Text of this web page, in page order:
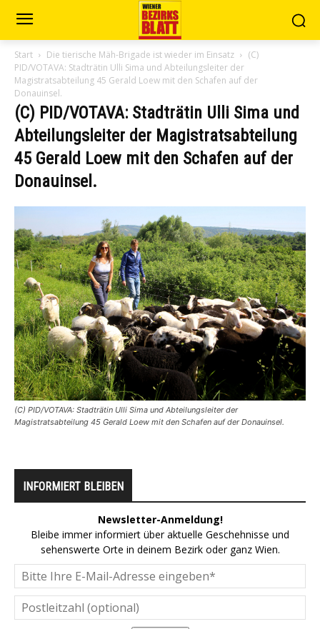
Start Die tierische Mäh-Brigade ist wieder im Einsatz
(C)
PID/VOTAVA: Stadträtin Ulli Sima und Abteilungsleiter der
Magistratsabteilung 45 Gerald Loew mit den Schafen auf der
Donauinsel.
(C) PID/VOTAVA: Stadträtin Ulli Sima und
Abteilungsleiter der Magistratsabteilung
45 Gerald Loew mit den Schafen auf der
Donauinsel.
(C) PID/VOTAVA: Stadträtin Ulli Sima und Abteilungsleiter der
Magistratsabteilung 45 Gerald Loew mit den Schafen auf der Donauinsel.
INFORMIERT BLEIBEN
Newsletter-Anmeldung!
Bleibe immer informiert über aktuelle Geschehnisse und
sehenswerte Orte in deinem Bezirk oder ganz Wien.